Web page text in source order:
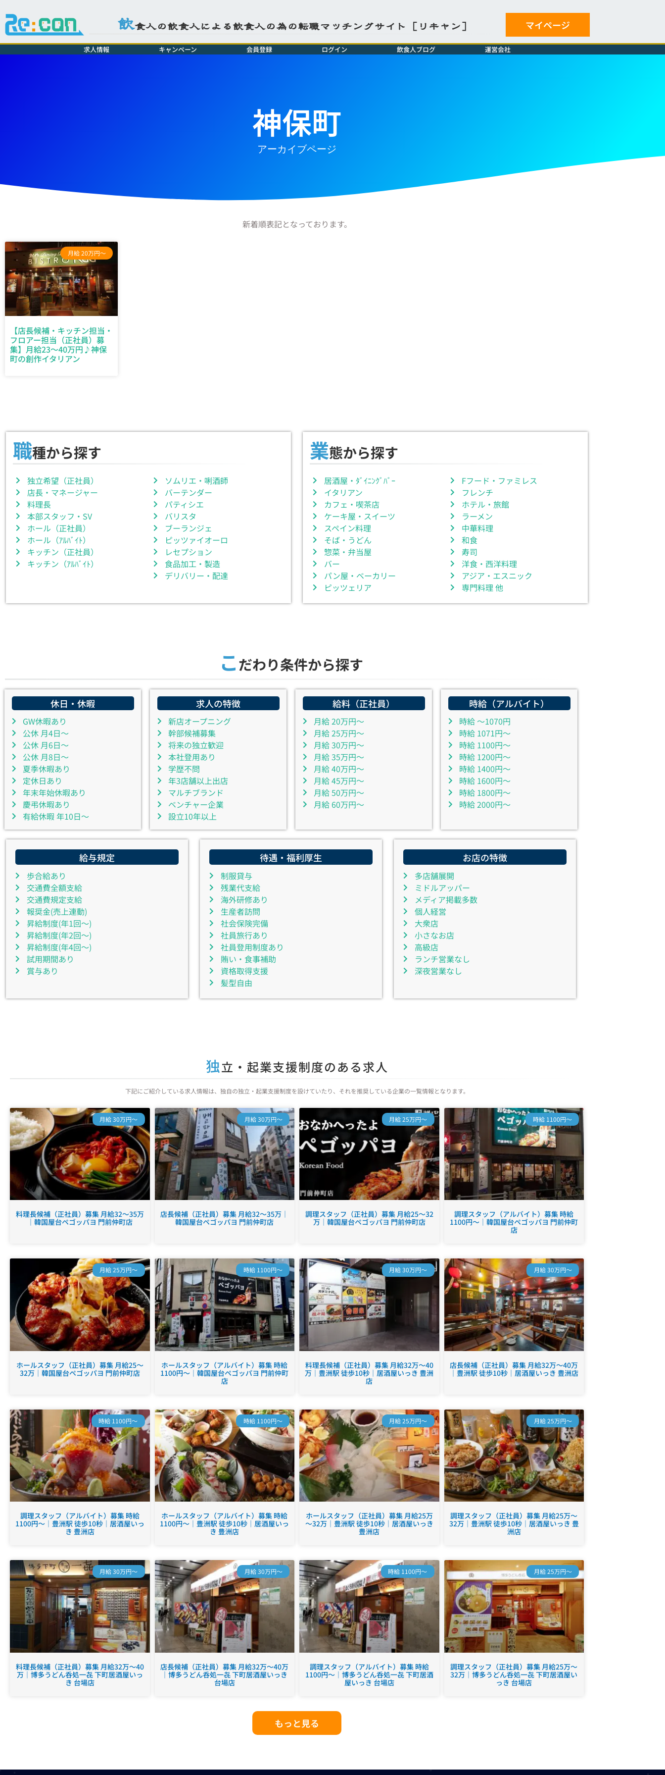
飲食人の飲食人による飲食人の為の転職マッチングサイト［リキャン］ マイページ
求人情報 キャンペーン 会員登録 ログイン 飲食人ブログ 運営会社
神保町
アーカイブページ
新着順表記となっております。
月給 20万円～
【店長候補・キッチン担当・
フロアー担当（正社員）募
集】月給23〜40万円♪神保
町の創作イタリアン
職種から探す
独立希望（正社員）
店長・マネージャー
料理長
本部スタッフ・SV
ホール（正社員）
ホール（ｱﾙﾊﾞｲﾄ）
キッチン（正社員）
キッチン（ｱﾙﾊﾞｲﾄ）
ソムリエ・唎酒師
バーテンダー
パティシエ
バリスタ
ブーランジェ
ピッツァイオーロ
レセプション
食品加工・製造
デリバリー・配達
業態から探す
居酒屋・ﾀﾞｲﾆﾝｸﾞﾊﾞｰ
イタリアン
カフェ・喫茶店
ケーキ屋・スイーツ
スペイン料理
そば・うどん
惣菜・弁当屋
バー
パン屋・ベーカリー
ピッツェリア
Fフード・ファミレス
フレンチ
ホテル・旅館
ラーメン
中華料理
和食
寿司
洋食・西洋料理
アジア・エスニック
専門料理 他
こだわり条件から探す
休日・休暇
GW休暇あり
公休 月4日～
公休 月6日～
公休 月8日～
夏季休暇あり
定休日あり
年末年始休暇あり
慶弔休暇あり
有給休暇 年10日～
求人の特徴
新店オープニング
幹部候補募集
将来の独立歓迎
本社登用あり
学歴不問
年3店舗以上出店
マルチブランド
ベンチャー企業
設立10年以上
給料（正社員）
月給 20万円～
月給 25万円～
月給 30万円～
月給 35万円～
月給 40万円～
月給 45万円～
月給 50万円～
月給 60万円～
時給（アルバイト）
時給 ～1070円
時給 1071円～
時給 1100円～
時給 1200円～
時給 1400円～
時給 1600円～
時給 1800円～
時給 2000円～
給与規定
歩合給あり
交通費全額支給
交通費規定支給
報奨金(売上連動)
昇給制度(年1回～)
昇給制度(年2回～)
昇給制度(年4回～)
試用期間あり
賞与あり
待遇・福利厚生
制服貸与
残業代支給
海外研修あり
生産者訪問
社会保険完備
社員旅行あり
社員登用制度あり
賄い・食事補助
資格取得支援
髪型自由
お店の特徴
多店舗展開
ミドルアッパー
メディア掲載多数
個人経営
大衆店
小さなお店
高級店
ランチ営業なし
深夜営業なし
独立・起業支援制度のある求人
下記にご紹介している求人情報は、独自の独立・起業支援制度を設けていたり、それを推奨している企業の一覧情報となります。
月給 30万円～
料理長候補（正社員）募集 月給32～35万
｜韓国屋台ペゴッパヨ 門前仲町店
月給 30万円～
店長候補（正社員）募集 月給32～35万｜
韓国屋台ペゴッパヨ 門前仲町店
月給 25万円～
調理スタッフ（正社員）募集 月給25～32
万｜韓国屋台ペゴッパヨ 門前仲町店
時給 1100円～
調理スタッフ（アルバイト）募集 時給
1100円～｜韓国屋台ペゴッパヨ 門前仲町
店
月給 25万円～
ホールスタッフ（正社員）募集 月給25～
32万｜韓国屋台ペゴッパヨ 門前仲町店
時給 1100円～
ホールスタッフ（アルバイト）募集 時給
1100円～｜韓国屋台ペゴッパヨ 門前仲町
店
月給 30万円～
料理長候補（正社員）募集 月給32万～40
万｜豊洲駅 徒歩10秒｜居酒屋いっき 豊洲
店
月給 30万円～
店長候補（正社員）募集 月給32万～40万
｜豊洲駅 徒歩10秒｜居酒屋いっき 豊洲店
時給 1100円～
調理スタッフ（アルバイト）募集 時給
1100円～｜豊洲駅 徒歩10秒｜居酒屋いっ
き 豊洲店
時給 1100円～
ホールスタッフ（アルバイト）募集 時給
1100円～｜豊洲駅 徒歩10秒｜居酒屋いっ
き 豊洲店
月給 25万円～
ホールスタッフ（正社員）募集 月給25万
～32万｜豊洲駅 徒歩10秒｜居酒屋いっき
豊洲店
月給 25万円～
調理スタッフ（正社員）募集 月給25万～
32万｜豊洲駅 徒歩10秒｜居酒屋いっき 豊
洲店
月給 30万円～
料理長候補（正社員）募集 月給32万～40
万｜博多うどん呑処一㐂 下町居酒屋いっ
き 台場店
月給 30万円～
店長候補（正社員）募集 月給32万～40万
｜博多うどん呑処一㐂 下町居酒屋いっき
台場店
時給 1100円～
調理スタッフ（アルバイト）募集 時給
1100円～｜博多うどん呑処一㐂 下町居酒
屋いっき 台場店
月給 25万円～
調理スタッフ（正社員）募集 月給25万～
32万｜博多うどん呑処一㐂 下町居酒屋い
っき 台場店
もっと見る